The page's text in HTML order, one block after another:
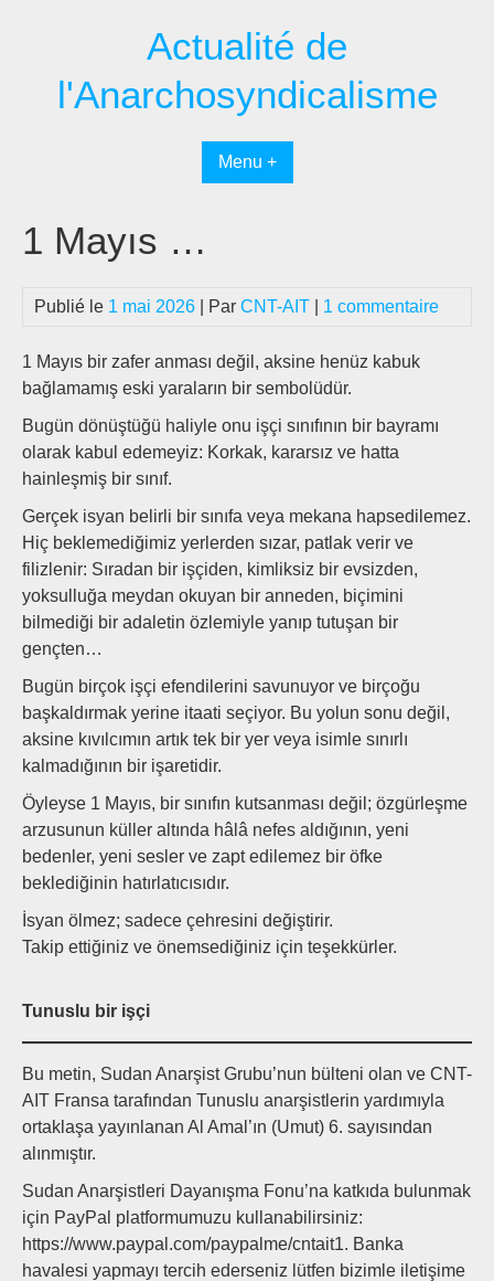
Actualité de
l'Anarchosyndicalisme
Menu +
1 Mayıs …
Publié le 1 mai 2026 | Par CNT-AIT 1 commentaire
1 Mayıs bir zafer anması değil, aksine henüz kabuk
bağlamamış eski yaraların bir sembolüdür.
Bugün dönüştüğü haliyle onu işçi sınıfının bir bayramı
olarak kabul edemeyiz: Korkak, kararsız ve hatta
hainleşmiş bir sınıf.
Gerçek isyan belirli bir sınıfa veya mekana hapsedilemez.
Hiç beklemediğimiz yerlerden sızar, patlak verir ve
filizlenir: Sıradan bir işçiden, kimliksiz bir evsizden,
yoksulluğa meydan okuyan bir anneden, biçimini
bilmediği bir adaletin özlemiyle yanıp tutuşan bir
gençten…
Bugün birçok işçi efendilerini savunuyor ve birçoğu
başkaldırmak yerine itaati seçiyor. Bu yolun sonu değil,
aksine kıvılcımın artık tek bir yer veya isimle sınırlı
kalmadığının bir işaretidir.
Öyleyse 1 Mayıs, bir sınıfın kutsanması değil; özgürleşme
arzusunun küller altında hâlâ nefes aldığının, yeni
bedenler, yeni sesler ve zapt edilemez bir öfke
beklediğinin hatırlatıcısıdır.
İsyan ölmez; sadece çehresini değiştirir.
Takip ettiğiniz ve önemsediğiniz için teşekkürler.
Tunuslu bir işçi
Bu metin, Sudan Anarşist Grubu’nun bülteni olan ve CNT-
AIT Fransa tarafından Tunuslu anarşistlerin yardımıyla
ortaklaşa yayınlanan Al Amal’ın (Umut) 6. sayısından
alınmıştır.
Sudan Anarşistleri Dayanışma Fonu’na katkıda bulunmak
için PayPal platformumuzu kullanabilirsiniz:
https://www.paypal.com/paypalme/cntait1. Banka
havalesi yapmayı tercih ederseniz lütfen bizimle iletişime